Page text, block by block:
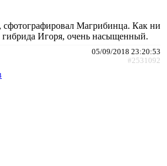
сфотографировал Магрибинца. Как ни
гибрида Игоря, очень насыщенный.
05/09/2018 23:20:53
#2531092